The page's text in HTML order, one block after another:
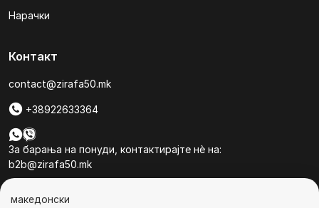
Нарачки
Контакт
contact@zirafa50.mk
+38922633364
За барања на понуди, контактирајте нѐ на:
b2b@zirafa50.mk
македонски